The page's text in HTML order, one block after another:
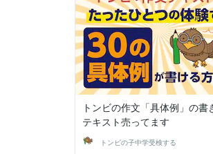
トンビの作文「具体例」の書
テキスト売ってます
トンビの子中学受検する